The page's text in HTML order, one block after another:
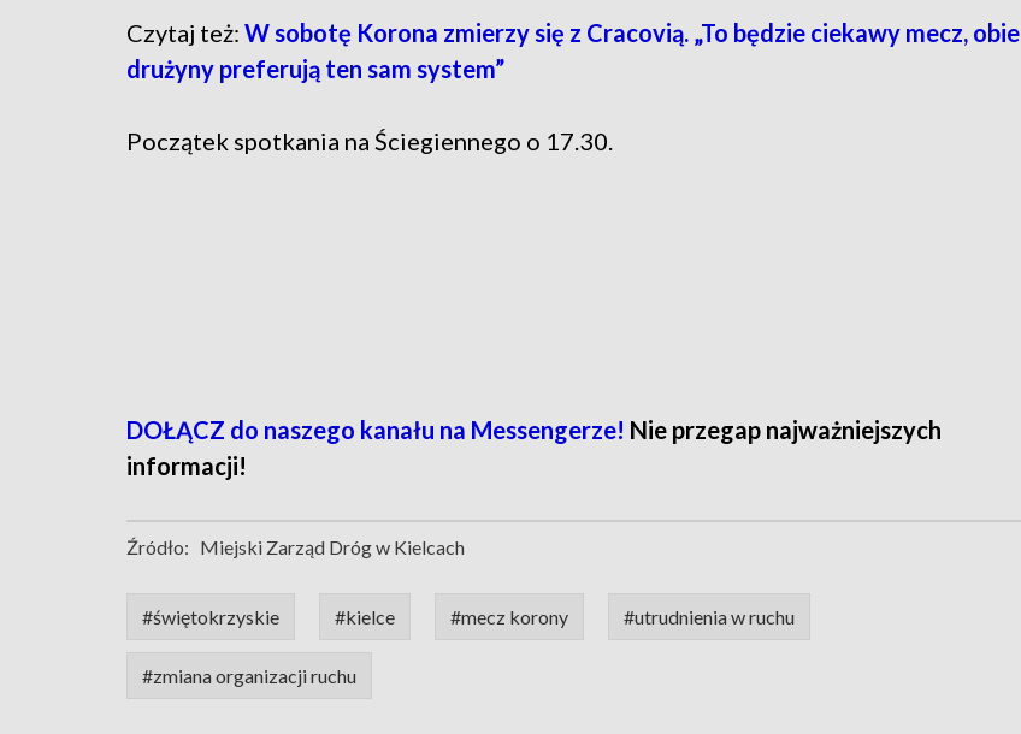
Czytaj też: W sobotę Korona zmierzy się z Cracovią. „To będzie ciekawy mecz, obie
drużyny preferują ten sam system”
Początek spotkania na Ściegiennego o 17.30.
DOŁĄCZ do naszego kanału na Messengerze! Nie przegap najważniejszych
informacji!
Źródło: Miejski Zarząd Dróg w Kielcach
#świętokrzyskie #kielce #mecz korony #utrudnienia w ruchu
#zmiana organizacji ruchu